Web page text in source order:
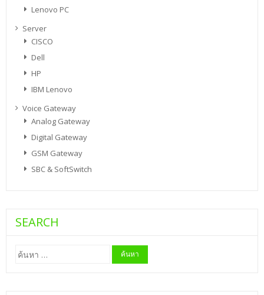
Lenovo PC
Server
CISCO
Dell
HP
IBM Lenovo
Voice Gateway
Analog Gateway
Digital Gateway
GSM Gateway
SBC & SoftSwitch
SEARCH
ค้นหา
สำหรับ: